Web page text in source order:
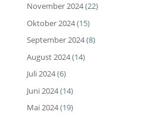
November 2024(22)
Oktober 2024(15)
September 2024(8)
August 2024(14)
Juli 2024(6)
Juni 2024(14)
Mai 2024(19)